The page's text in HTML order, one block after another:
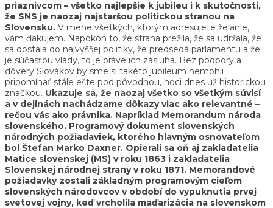
priaznivcom – všetko najlepšie k jubileu i k skutočnosti,
že SNS je naozaj najstaršou politickou stranou na
Slovensku. V mene všetkých, ktorým adresujete želanie,
vám ďakujem. Napokon to, že strana prežila, že sa udržala, že
sa dostala do najvyššej politiky, že predsedá parlamentu a že
je súčasťou vlády, to je práve ich zásluha. Bez podpory a
dôvery Slovákov by sme si takéto jubileum nemohli
pripomínať stále ešte pod pôvodnou, hoci dnes už historickou
značkou. Ukazuje sa, že naozaj všetko so všetkým súvisí
a v dejinách nachádzame dôkazy viac ako relevantné –
rečou vás ako právnika. Napríklad Memorandum národa
slovenského. Programový dokument slovenských
národných požiadaviek, ktorého hlavným osnovateľom
bol Štefan Marko Daxner. Opierali sa oň aj zakladatelia
Matice slovenskej (MS) v roku 1863 i zakladatelia
Slovenskej národnej strany v roku 1871. Memorandové
požiadavky zostali základným programovým cieľom
slovenských národovcov v období do vypuknutia prvej
svetovej vojny, keď vrcholila maďarizácia na slovenskom